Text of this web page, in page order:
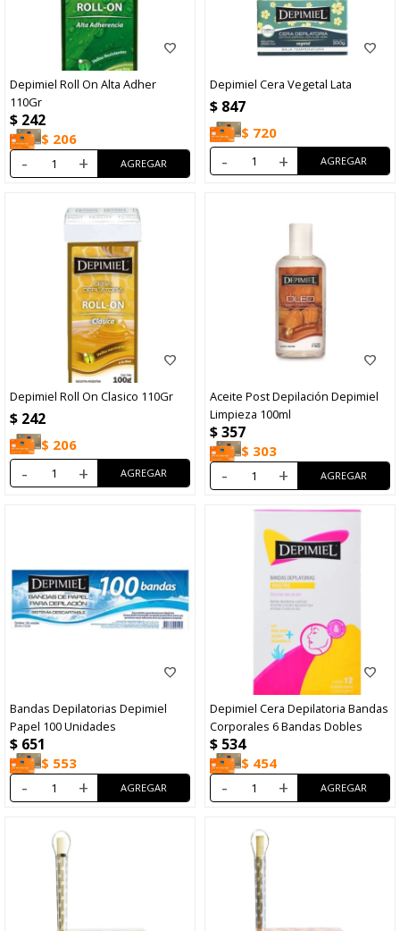
Depimiel Roll On Alta Adher
110Gr
$ 242
$ 206
- +
Depimiel Cera Vegetal Lata
$ 847
$ 720
- +
Depimiel Roll On Clasico 110Gr
$ 242
$ 206
- +
Aceite Post Depilación Depimiel
Limpieza 100ml
$357
$ 303
- +
Bandas Depilatorias Depimiel
Papel 100 Unidades
$ 651
$ 553
- +
Depimiel Cera Depilatoria Bandas
Corporales 6 Bandas Dobles
$ 534
$ 454
- +